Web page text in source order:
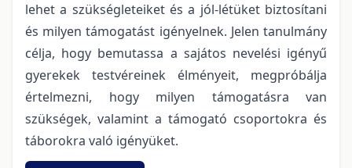
lehet a szükségleteiket és a jól-létüket biztosítani
és milyen támogatást igényelnek. Jelen tanulmány
célja, hogy bemutassa a sajátos nevelési igényű
gyerekek testvéreinek élményeit, megpróbálja
értelmezni, hogy milyen támogatásra van
szükségek, valamint a támogató csoportokra és
táborokra való igényüket.